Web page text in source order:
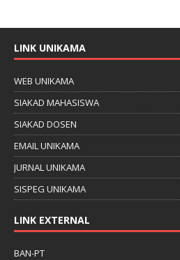
LINK UNIKAMA
WEB UNIKAMA
SIAKAD MAHASISWA
SIAKAD DOSEN
EMAIL UNIKAMA
JURNAL UNIKAMA
SISPEG UNIKAMA
LINK EXTERNAL
BAN-PT